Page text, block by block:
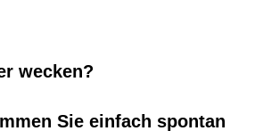
wecken?
Sie einfach spontan